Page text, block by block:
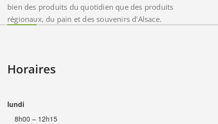
bien des produits du quotidien que des produits
régionaux, du pain et des souvenirs d'Alsace.
Horaires
lundi
8h00 – 12h15